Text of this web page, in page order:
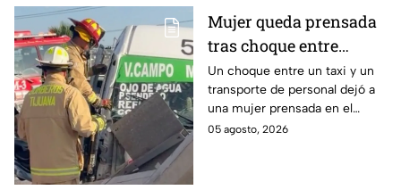
Mujer queda prensada
tras choque entre
transporte público y de
personal en Tijuana
Un choque entre un taxi y un
transporte de personal dejó a
una mujer prensada en el
bulevar Insurgentes, a la altura
05 agosto, 2026